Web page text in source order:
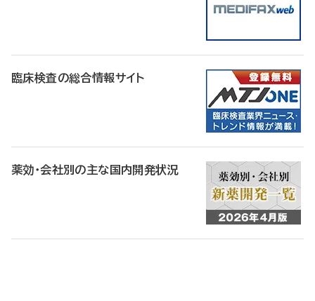
臨床検査の総合情報サイト
薬効・会社別の主な国内開発状況